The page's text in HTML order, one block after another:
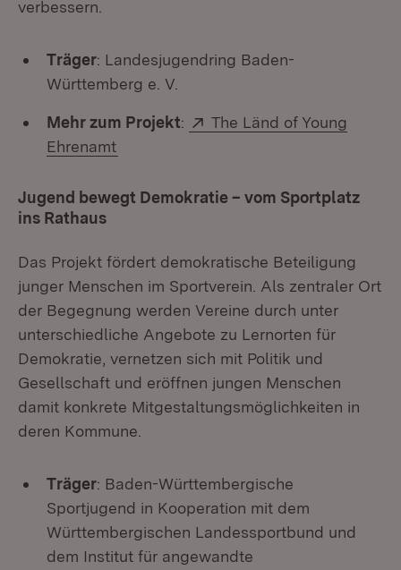
verbessern.
Träger: Landesjugendring Baden-
Württemberg e. V.
Mehr zum Projekt: Extern:
The Länd of Young
Ehrenamt
Jugend bewegt Demokratie – vom Sportplatz
ins Rathaus
Das Projekt fördert demokratische Beteiligung
junger Menschen im Sportverein. Als zentraler Ort
der Begegnung werden Vereine durch unter
unterschiedliche Angebote zu Lernorten für
Demokratie, vernetzen sich mit Politik und
Gesellschaft und eröffnen jungen Menschen
damit konkrete Mitgestaltungsmöglichkeiten in
deren Kommune.
Träger: Baden-Württembergische
Sportjugend in Kooperation mit dem
Württembergischen Landessportbund und
dem Institut für angewandte